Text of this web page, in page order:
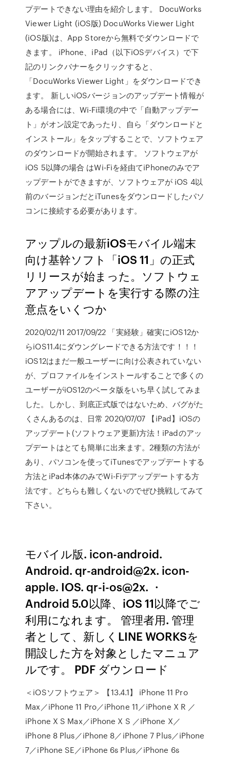
プデートできない理由を紹介します。 DocuWorks
Viewer Light (iOS版) DocuWorks Viewer Light
(iOS版)は、App Storeから無料でダウンロードで
きます。 iPhone、iPad（以下iOSデバイス）で下
記のリンクバナーをクリックすると、
「DocuWorks Viewer Light」をダウンロードでき
ます。 新しいiOSバージョンのアップデート情報が
ある場合には、Wi-Fi環境の中で「自動アップデー
ト」がオン設定であったり、自ら「ダウンロードと
インストール」をタップすることで、ソフトウェア
のダウンロードが開始されます。 ソフトウェアが
iOS 5以降の場合 はWi-Fiを経由てiPhoneのみでア
ップデートができますが、ソフトウェアが iOS 4以
前のバージョンだとiTunesをダウンロードしたパソ
コンに接続する必要があります。
アップルの最新iOSモバイル端末
向け基幹ソフト「iOS 11」の正式
リリースが始まった。ソフトウェ
アアップデートを実行する際の注
意点をいくつか
2020/02/11 2017/09/22 「実経験」確実にiOS12か
らiOS11.4にダウングレードできる方法です！！！
iOS12はまだ一般ユーザーに向け公表されていない
が、プロファイルをインストールすることで多くの
ユーザーがiOS12のベータ版をいち早く試してみま
した。しかし、到底正式版ではないため、バグがた
くさんあるのは、日常 2020/07/07 【iPad】iOSの
アップデート(ソフトウェア更新)方法！iPadのアッ
プデートはとても簡単に出来ます。2種類の方法が
あり、パソコンを使ってiTunesでアップデートする
方法とiPad本体のみでWi-Fiデアップデートする方
法です。どちらも難しくないのでぜひ挑戦してみて
下さい。
モバイル版. icon-android.
Android. qr-android@2x. icon-
apple. IOS. qr-i-os@2x. ・
Android 5.0以降、iOS 11以降でご
利用になれます。 管理者用. 管理
者として、新しくLINE WORKSを
開設した方を対象としたマニュア
ルです。 PDF ダウンロード
＜iOSソフトウェア＞ 【13.4.1】 iPhone 11 Pro
Max／iPhone 11 Pro／iPhone 11／iPhone X R ／
iPhone X S Max／iPhone X S ／iPhone X／
iPhone 8 Plus／iPhone 8／iPhone 7 Plus／iPhone
7／iPhone SE／iPhone 6s Plus／iPhone 6s